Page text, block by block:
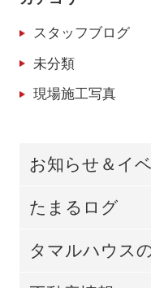
スタッフブログ
未分類
現場施工写真
お知らせ＆イ
たまるログ
タマルハウス